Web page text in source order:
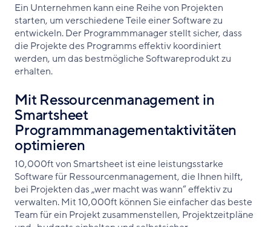
Ein Unternehmen kann eine Reihe von Projekten
starten, um verschiedene Teile einer Software zu
entwickeln. Der Programmmanager stellt sicher, dass
die Projekte des Programms effektiv koordiniert
werden, um das bestmögliche Softwareprodukt zu
erhalten.
Mit Ressourcenmanagement in
Smartsheet
Programmmanagementaktivitäten
optimieren
10,000ft von Smartsheet ist eine leistungsstarke
Software für Ressourcenmanagement, die Ihnen hilft,
bei Projekten das „wer macht was wann“ effektiv zu
verwalten. Mit 10,000ft können Sie einfacher das beste
Team für ein Projekt zusammenstellen, Projektzeitpläne